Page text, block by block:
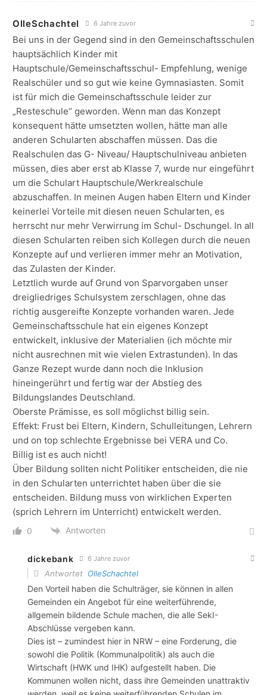
OlleSchachtel 6 Jahre zuvor
Bei uns in der Gegend sind in den Gemeinschaftsschulen
hauptsächlich Kinder mit
Hauptschule/Gemeinschaftsschul- Empfehlung, wenige
Realschüler und so gut wie keine Gymnasiasten. Somit
ist für mich die Gemeinschaftsschule leider zur
„Resteschule“ geworden. Wenn man das Konzept
konsequent hätte umsetzten wollen, hätte man alle
anderen Schularten abschaffen müssen. Das die
Realschulen das G- Niveau/ Hauptschulniveau anbieten
müssen, dies aber erst ab Klasse 7, wurde nur eingeführt
um die Schulart Hauptschule/Werkrealschule
abzuschaffen. In meinen Augen haben Eltern und Kinder
keinerlei Vorteile mit diesen neuen Schularten, es
herrscht nur mehr Verwirrung im Schul- Dschungel. In all
diesen Schularten reiben sich Kollegen durch die neuen
Konzepte auf und verlieren immer mehr an Motivation,
das Zulasten der Kinder.
Letztlich wurde auf Grund von Sparvorgaben unser
dreigliedriges Schulsystem zerschlagen, ohne das
richtig ausgereifte Konzepte vorhanden waren. Jede
Gemeinschaftsschule hat ein eigenes Konzept
entwickelt, inklusive der Materialien (ich möchte mir
nicht ausrechnen mit wie vielen Extrastunden). In das
Ganze Rezept wurde dann noch die Inklusion
hineingerührt und fertig war der Abstieg des
Bildungslandes Deutschland.
Oberste Prämisse, es soll möglichst billig sein.
Effekt: Frust bei Eltern, Kindern, Schulleitungen, Lehrern
und on top schlechte Ergebnisse bei VERA und Co.
Billig ist es auch nicht!
Über Bildung sollten nicht Politiker entscheiden, die nie
in den Schularten unterrichtet haben über die sie
entscheiden. Bildung muss von wirklichen Experten
(sprich Lehrern im Unterricht) entwickelt werden.
0 Antworten
dickebank 6 Jahre zuvor
Antwortet OlleSchachtel
Den Vorteil haben die Schulträger, sie können in allen
Gemeinden ein Angebot für eine weiterführende,
allgemein bildende Schule machen, die alle SekI-
Abschlüsse vergeben kann.
Dies ist – zumindest hier in NRW – eine Forderung, die
sowohl die Politik (Kommunalpolitik) als auch die
Wirtschaft (HWK und IHK) aufgestellt haben. Die
Kommunen wollen nicht, dass ihre Gemeinden unattraktiv